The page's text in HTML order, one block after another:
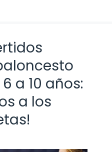
a 10 años:
a los